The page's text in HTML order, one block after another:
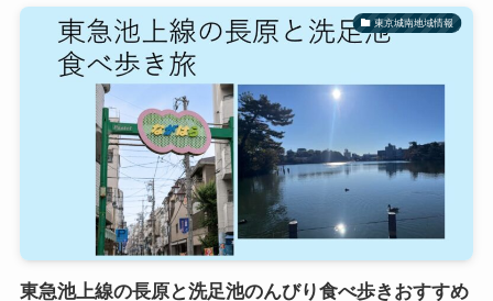
東京城南地域情報
東急池上線の長原と洗足池のんびり食べ歩きおすすめ